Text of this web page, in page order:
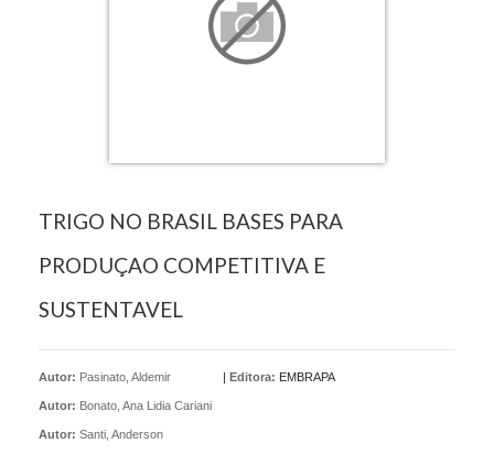
TRIGO NO BRASIL BASES PARA
PRODUÇAO COMPETITIVA E
SUSTENTAVEL
Autor: Pasinato, Aldemir
Autor: Bonato, Ana Lidia Cariani
Autor: Santi, Anderson
| Editora: EMBRAPA